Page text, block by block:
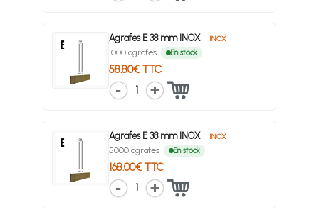
Agrafes E 38 mm INOX INOX
1000 agrafes En stock
58.80€ TTC
1
Agrafes E 38 mm INOX INOX
5000 agrafes En stock
168.00€ TTC
1